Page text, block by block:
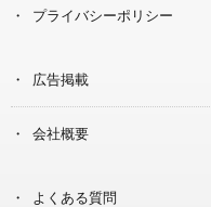
プライバシーポリシー
広告掲載
会社概要
よくある質問